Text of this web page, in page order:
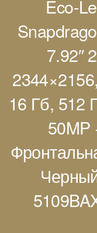
Eco-
7.92″
16 Гб, 512
50MP